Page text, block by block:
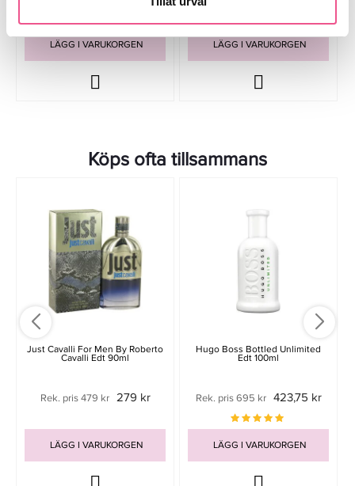
LÄGG I VARUKORGEN LÄGG I VARUKORGEN
Köps ofta tillsammans
Just Cavalli For Men By Roberto
Cavalli Edt 90ml
Rek. pris 479 kr 279 kr
LÄGG I VARUKORGEN
Hugo Boss Bottled Unlimited
Edt 100ml
Rek. pris 695 kr 423,75 kr
LÄGG I VARUKORGEN